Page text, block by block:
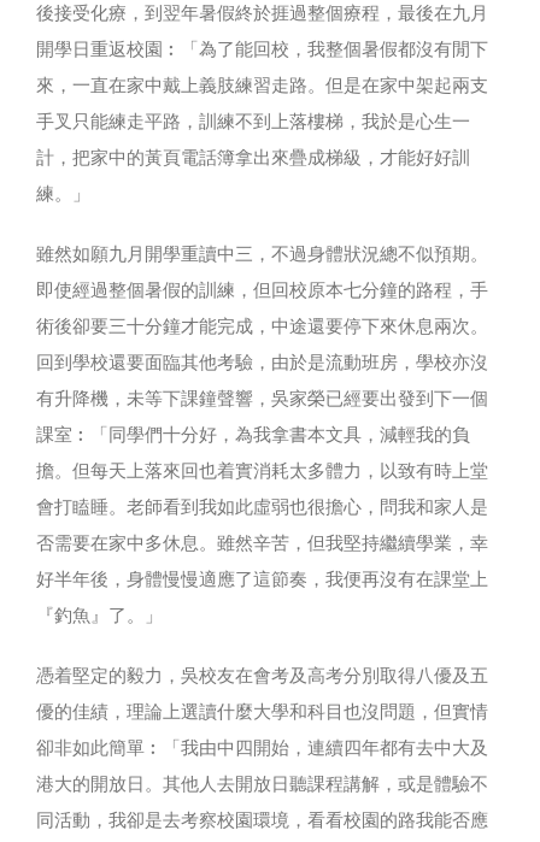
後接受化療，到翌年暑假終於捱過整個療程，最後在九月
開學日重返校園︰「為了能回校，我整個暑假都沒有閒下
來，一直在家中戴上義肢練習走路。但是在家中架起兩支
手叉只能練走平路，訓練不到上落樓梯，我於是心生一
計，把家中的黃頁電話簿拿出來疊成梯級，才能好好訓
練。」
雖然如願九月開學重讀中三，不過身體狀況總不似預期。
即使經過整個暑假的訓練，但回校原本七分鐘的路程，手
術後卻要三十分鐘才能完成，中途還要停下來休息兩次。
回到學校還要面臨其他考驗，由於是流動班房，學校亦沒
有升降機，未等下課鐘聲響，吳家榮已經要出發到下一個
課室︰「同學們十分好，為我拿書本文具，減輕我的負
擔。但每天上落來回也着實消耗太多體力，以致有時上堂
會打瞌睡。老師看到我如此虛弱也很擔心，問我和家人是
否需要在家中多休息。雖然辛苦，但我堅持繼續學業，幸
好半年後，身體慢慢適應了這節奏，我便再沒有在課堂上
『釣魚』了。」
憑着堅定的毅力，吳校友在會考及高考分別取得八優及五
優的佳績，理論上選讀什麼大學和科目也沒問題，但實情
卻非如此簡單︰「我由中四開始，連續四年都有去中大及
港大的開放日。其他人去開放日聽課程講解，或是體驗不
同活動，我卻是去考察校園環境，看看校園的路我能否應